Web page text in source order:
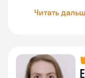
Читать